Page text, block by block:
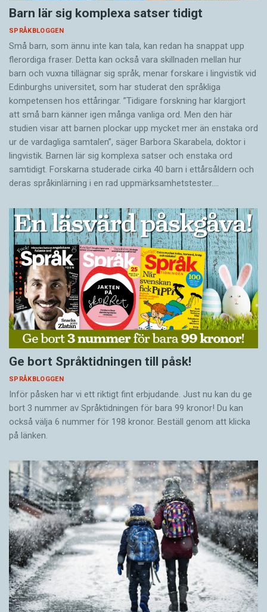
Barn lär sig komplexa satser tidigt
SPRÅKBLOGGEN
Små barn, som ännu inte kan tala, kan redan ha snappat upp
flerordiga fraser. Detta kan också vara skillnaden mellan hur
barn och vuxna tillägnar sig språk, menar forskare i lingvistik vid
Edinburghs universitet, som har studerat den språkliga
kompetensen hos ettåringar. ”Tidigare forskning har klargjort
att små barn känner igen många vanliga ord. Men den här
studien visar att barnen plockar upp mycket mer än enstaka ord
ur de vardagliga samtalen”, säger Barbora Skarabela, doktor i
lingvistik. Barnen lär sig komplexa satser och enstaka ord
samtidigt. Forskarna studerade cirka 40 barn i ettårsåldern och
deras språkinlärning i en rad uppmärksamhetstester.…
Ge bort Språktidningen till påsk!
SPRÅKBLOGGEN
Inför påsken har vi ett riktigt fint erbjudande. Just nu kan du ge
bort 3 nummer av Språktidningen för bara 99 kronor! Du kan
också välja 6 nummer för 198 kronor. Beställ genom att klicka
på länken.